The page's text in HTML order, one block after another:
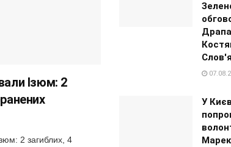
Ізюм: 2
2 загиблих, 4
У